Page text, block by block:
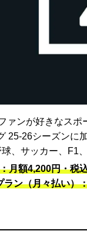
ァンが好きなス
25-26シーズンに
、サッカー、F1
月額4,200円・税
ン（月々払い）